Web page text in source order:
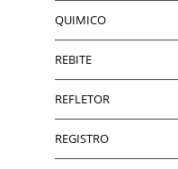
QUIMICO
REBITE
REFLETOR
REGISTRO